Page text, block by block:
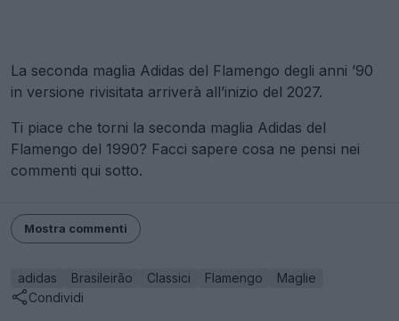
La seconda maglia Adidas del Flamengo degli anni ’90
in versione rivisitata arriverà all’inizio del 2027.
Ti piace che torni la seconda maglia Adidas del
Flamengo del 1990? Facci sapere cosa ne pensi nei
commenti qui sotto.
Mostra commenti
adidas Brasileirão Classici Flamengo
Maglie
Condividi